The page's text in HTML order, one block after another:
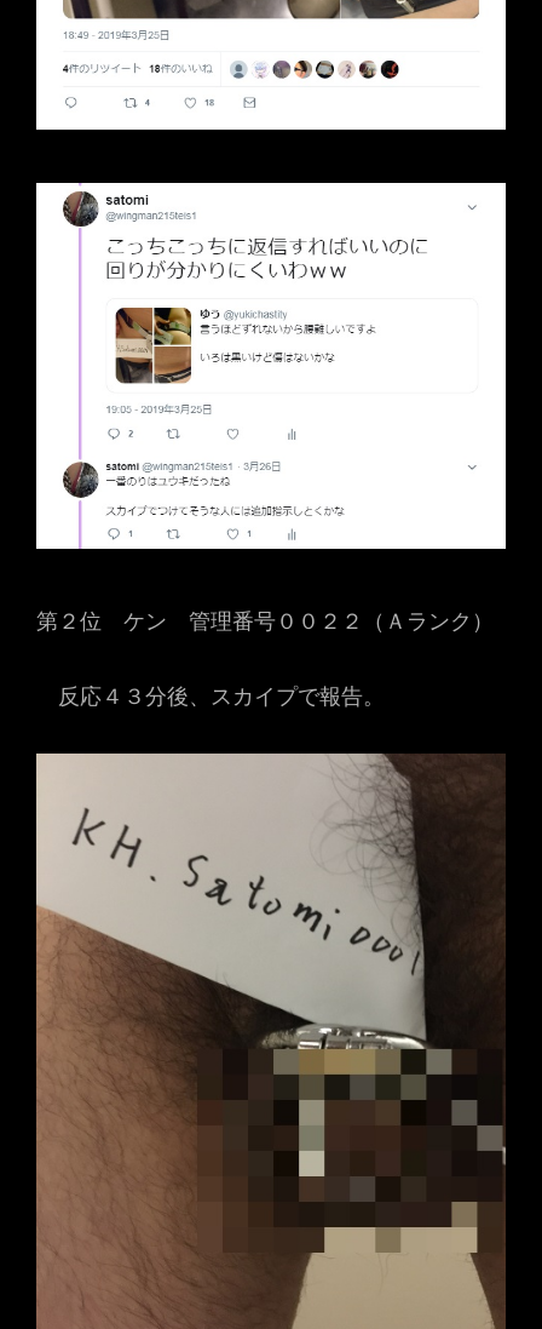
第２位 ケン 管理番号００２２（Ａランク）
反応４３分後、スカイプで報告。